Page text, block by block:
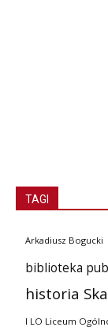
TAGI
Arkadiusz Bogucki
biblioteka
historia
I LO Liceum